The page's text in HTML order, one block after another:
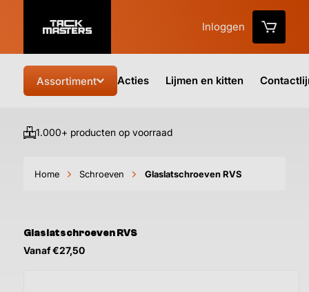
Inloggen
Assortiment Acties Lijmen en kitten
1.000+ producten op voorraad
Home Schroeven Glaslatschroeven RVS
Glaslatschroeven RVS
Vanaf €27,50